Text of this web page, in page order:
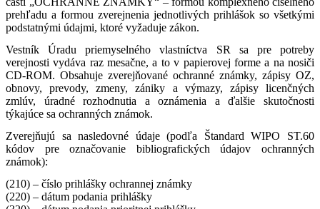
prehľadu a formou zverejnenia jednotlivých prihlášok so všetkými
podstatnými údajmi, ktoré vyžaduje zákon.
Vestník Úradu priemyselného vlastníctva SR sa pre potreby
verejnosti vydáva raz mesačne, a to v papierovej forme a na nosiči
CD-ROM. Obsahuje zverejňované ochranné známky, zápisy OZ,
obnovy, prevody, zmeny, zániky a výmazy, zápisy licenčných
zmlúv, úradné rozhodnutia a oznámenia a ďalšie skutočnosti
týkajúce sa ochranných známok.
Zverejňujú sa nasledovné údaje (podľa Štandard WIPO ST.60
kódov pre označovanie bibliografických údajov ochranných
známok):
(210) – číslo prihlášky ochrannej známky
(220) – dátum podania prihlášky